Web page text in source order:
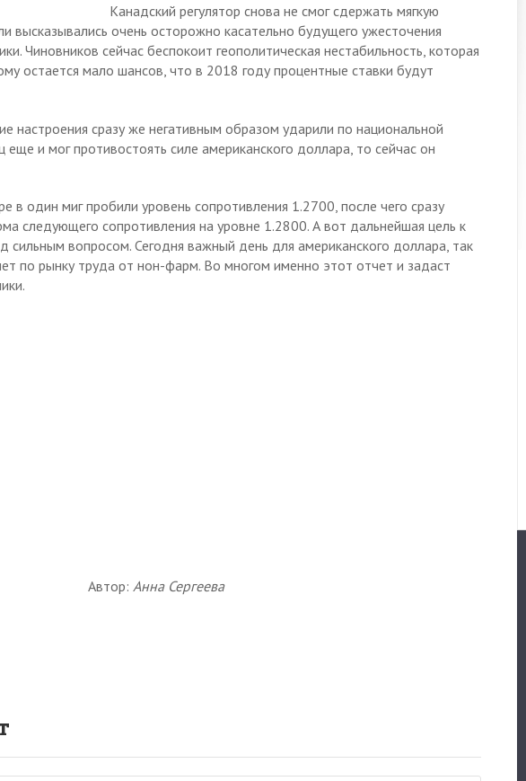
Канадский регулятор снова не смог сдержать мягкую
высказывались очень осторожно касательно будущего ужесточения
Чиновников сейчас беспокоит геополитическая нестабильность, которая
остается мало шансов, что в 2018 году процентные ставки будут
настроения сразу же негативным образом ударили по национальной
еще и мог противостоять силе американского доллара, то сейчас он
в один миг пробили уровень сопротивления 1.2700, после чего сразу
следующего сопротивления на уровне 1.2800. А вот дальнейшая цель к
вопросом. Сегодня важный день для американского доллара, так
по рынку труда от нон-фарм. Во многом именно этот отчет и задаст
Автор: Анна Сергеева